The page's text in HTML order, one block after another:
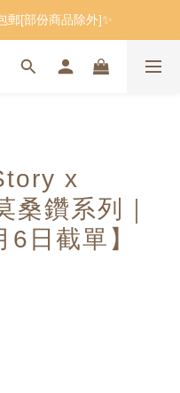
郵[部份商品除外]✨
x
鑽系列｜
6日截單】